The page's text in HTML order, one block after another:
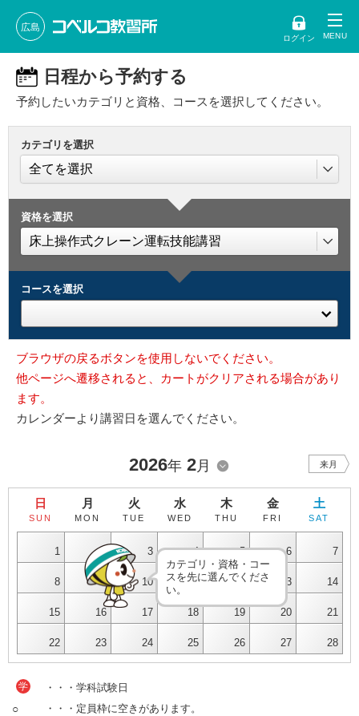
広島
ログイン
日程から予約する
予約したいカテゴリと資格、コースを選択してください。
カテゴリを選択
資格を選択
コースを選択
ブラウザの戻るボタンを使用しないでください。
他ページへ遷移されると、カートがクリアされる場合があり
ます。
カレンダーより講習日を選んでください。
2026年 2月 来月
日
SUN
月
MON
火
TUE
水
WED
木
THU
金
FRI
土
SAT
1 2 3 4 5 6 7
8 9 10 11 12 13 14
15 16 17 18 19 20 21
22 23 24 25 26 27 28
カテゴリ・資格・コー
スを先に選んでくださ
い。
学 ・・・学科試験日
○ ・・・定員枠に空きがあります。